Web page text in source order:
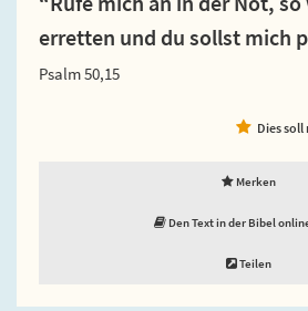
erretten und du sollst mich
Psalm 50,15
Dies
Merken
Den Text in der Bibel
Teilen